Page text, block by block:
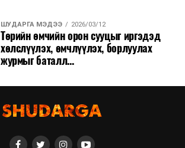
ШУДАРГА МЭДЭЭ 2026/03/12
Төрийн өмчийн орон сууцыг иргэдэд
хөлслүүлэх, өмчлүүлэх, борлуулах
журмыг баталл...